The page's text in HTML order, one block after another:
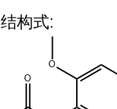
结构式: